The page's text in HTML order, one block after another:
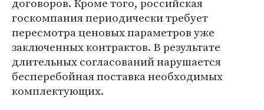
госкомпания периодически требует
пересмотра ценовых параметров уже
заключенных контрактов. В результате
длительных согласований нарушается
бесперебойная поставка необходимых
комплектующих.